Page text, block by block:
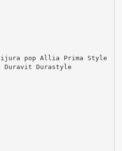
pop Allia Prima Style
Duravit Durastyle